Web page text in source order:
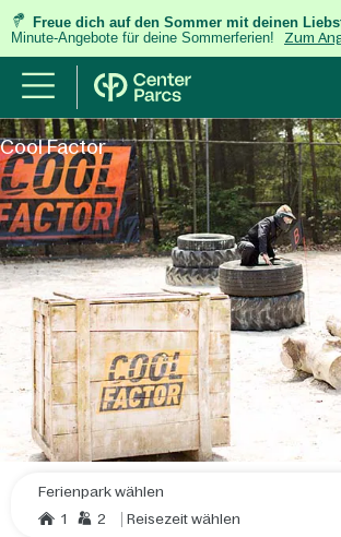
Freue dich auf den Sommer mit deinen
Minute-Angebote für deine Sommerferien!
Zum
Cool Factor
Ferienpark wählen
1
2 Reisezeit wählen